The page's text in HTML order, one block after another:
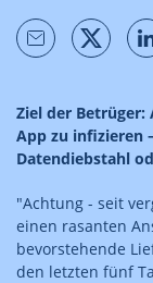
Ziel der
App zu infizieren
Datendiebstahl
"Achtung - seit
einen rasanten
bevorstehende
den letzten fünf